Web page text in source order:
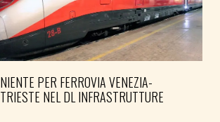
NIENTE PER FERROVIA VENEZIA-
TRIESTE NEL DL INFRASTRUTTURE